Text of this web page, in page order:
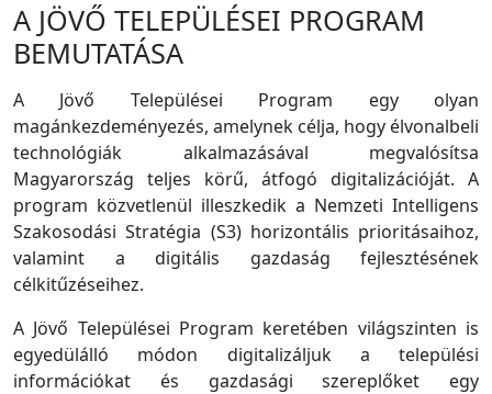
A JÖVŐ TELEPÜLÉSEI PROGRAM
BEMUTATÁSA
A Jövő Települései Program egy olyan
magánkezdeményezés, amelynek célja, hogy élvonalbeli
technológiák alkalmazásával megvalósítsa
Magyarország teljes körű, átfogó digitalizációját. A
program közvetlenül illeszkedik a Nemzeti Intelligens
Szakosodási Stratégia (S3) horizontális prioritásaihoz,
valamint a digitális gazdaság fejlesztésének
célkitűzéseihez.
A Jövő Települései Program keretében világszinten is
egyedülálló módon digitalizáljuk a települési
információkat és gazdasági szereplőket egy